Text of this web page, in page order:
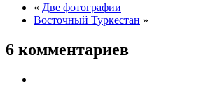
« Две фотографии
Восточный Туркестан »
6 комментариев